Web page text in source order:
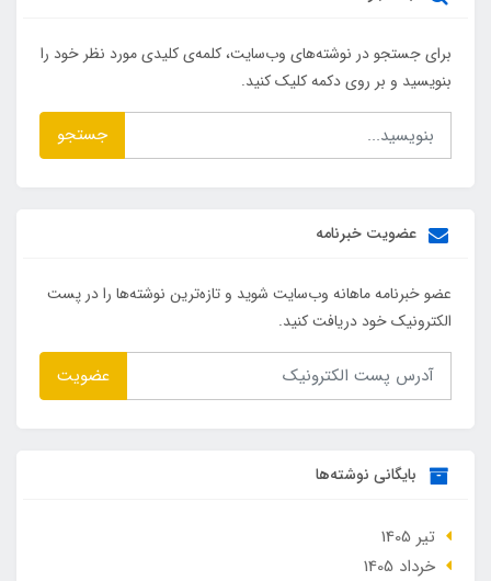
برای جستجو در نوشته‌های وب‌سایت، کلمه‌ی کلیدی مورد نظر خود را
بنویسید و بر روی دکمه کلیک کنید.
جستجو
عضویت خبرنامه
عضو خبرنامه ماهانه وب‌سایت شوید و تازه‌ترین نوشته‌ها را در پست
الکترونیک خود دریافت کنید.
عضویت
بایگانی نوشته‌ها
تير 1405
خرداد 1405